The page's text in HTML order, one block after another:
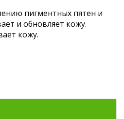
пигментных пятен и
и обновляет кожу.
кожу.